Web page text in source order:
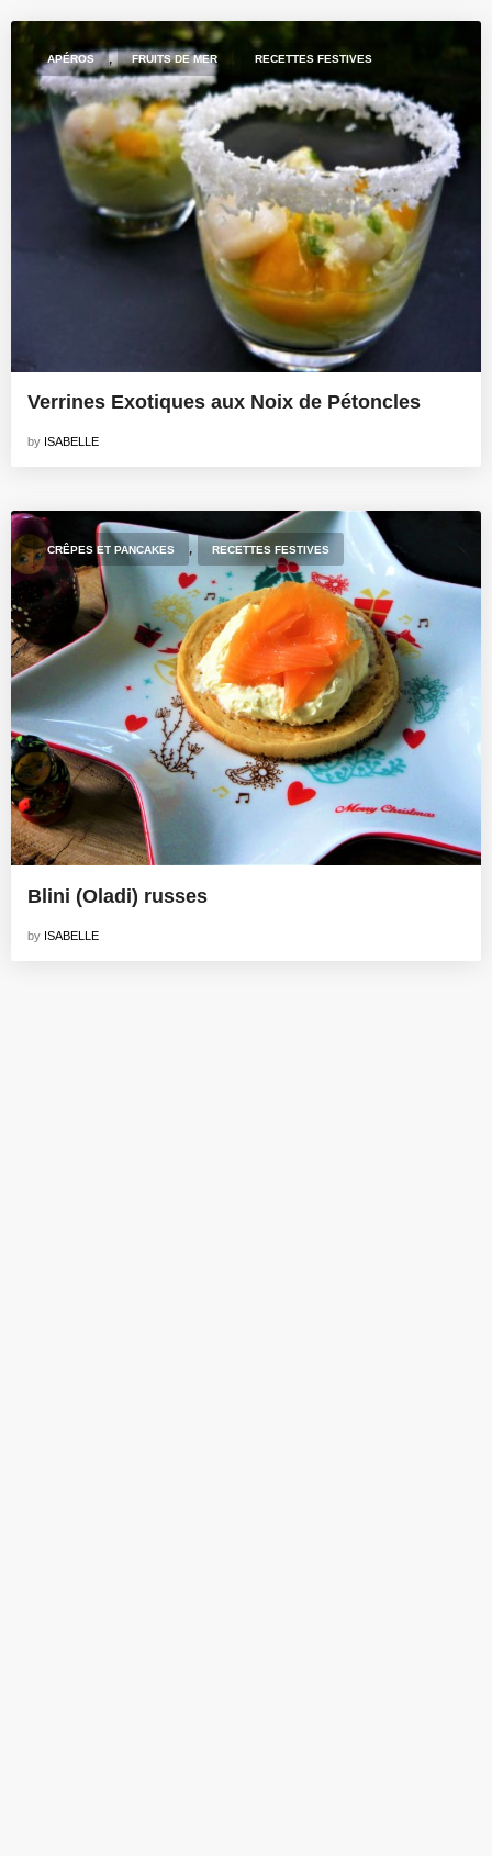
APÉROS , FRUITS DE MER RECETTES FESTIVES
Verrines Exotiques aux Noix de Pétoncles
by ISABELLE
CRÊPES ET PANCAKES , RECETTES FESTIVES
Blini (Oladi) russes
by ISABELLE